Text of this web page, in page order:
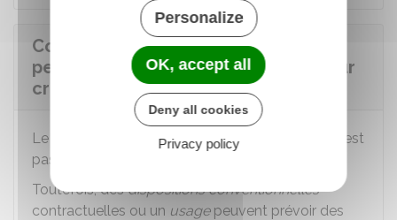
Comment est rémunéré le salarié
pendant un congé à temps plein pour
création ou reprise d'entreprise ?
Le congé pour création ou reprise d'entreprise n'est
pas rémunéré.
Toutefois, desdispositions conventionnelles
contractuelles ou un usagepeuvent prévoir des
Personalize
OK, accept all
Deny all cookies
Privacy policy